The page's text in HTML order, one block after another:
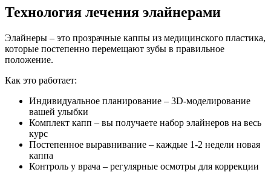
Технология лечения элайнерами
Элайнеры – это прозрачные каппы из медицинского пластика,
которые постепенно перемещают зубы в правильное
положение.
Как это работает:
Индивидуальное планирование – 3D-моделирование
вашей улыбки
Комплект капп – вы получаете набор элайнеров на весь
курс
Постепенное выравнивание – каждые 1-2 недели новая
каппа
Контроль у врача – регулярные осмотры для коррекции